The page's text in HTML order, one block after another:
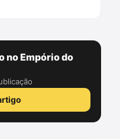
no Empório do